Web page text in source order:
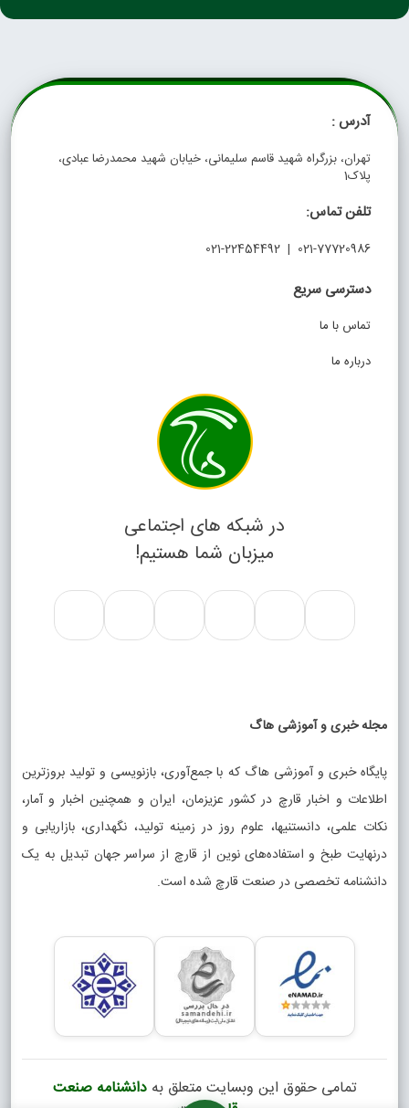
آدرس :
تهران، بزرگراه شهید قاسم سلیمانی، خیابان شهید محمدرضا عبادی،
پلاک1
تلفن تماس:
021-77720986 | 021-22454492
دسترسی سریع
تماس با ما
درباره ما
در شبکه های اجتماعی
میزبان شما هستیم!
مجله خبری و آموزشی هاگ
پایگاه خبری و آموزشی هاگ که با جمع‌آوری، بازنویسی و تولید بروزترین
اطلاعات و اخبار قارچ در کشور عزیزمان، ایران و همچنین اخبار و آمار،
نکات علمی، دانستنیها، علوم روز در زمینه تولید، نگهداری، بازاریابی و
درنهایت طبخ و استفاده‌های نوین از قارچ از سراسر جهان تبدیل به یک
دانشنامه تخصصی در صنعت قارچ شده است.
تمامی حقوق این وبسایت متعلق بهدانشنامه صنعت